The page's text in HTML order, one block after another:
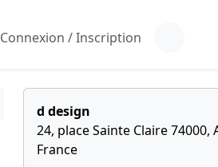
Connexion / Inscription
d design
24, place Sainte Claire 74000,
France